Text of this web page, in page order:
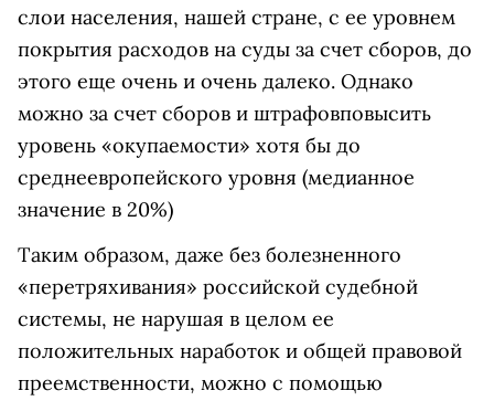
слои населения, нашей стране, с ее уровнем
покрытия расходов на суды за счет сборов, до
этого еще очень и очень далеко. Однако
можно за счет сборов и штрафовповысить
уровень «окупаемости» хотя бы до
среднеевропейского уровня (медианное
значение в 20%)
Таким образом, даже без болезненного
«перетряхивания» российской судебной
системы, не нарушая в целом ее
положительных наработок и общей правовой
преемственности, можно с помощью